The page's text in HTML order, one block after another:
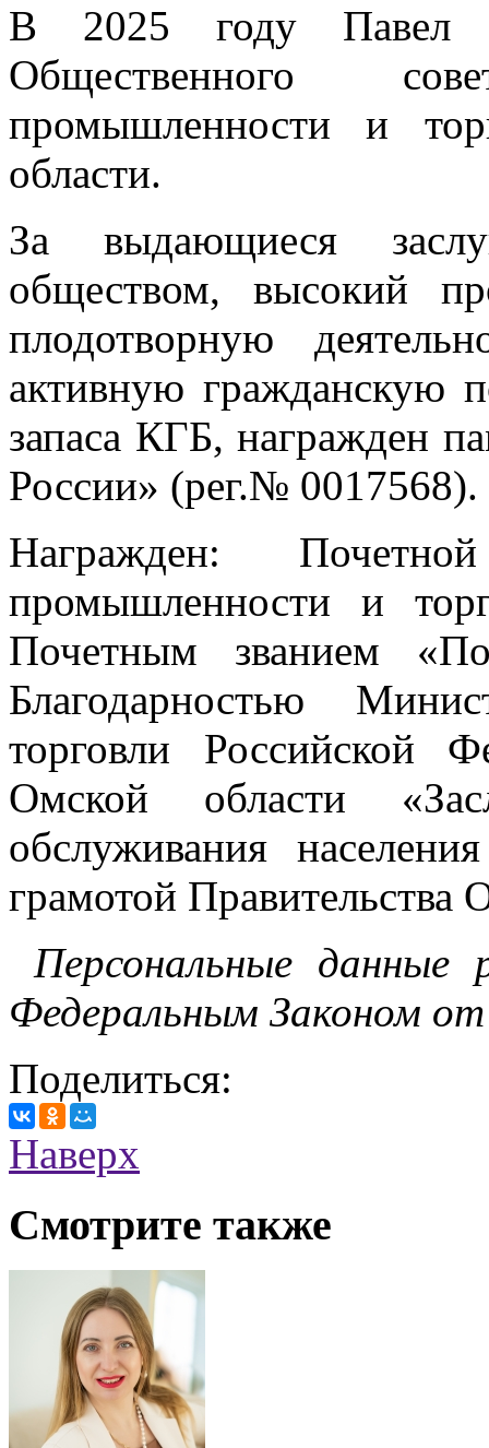
В 2025 году Павел
Общественного
промышленности и
области.
За выдающиеся
обществом, высокий
плодотворную
активную гражданскую
запаса КГБ, награжден
России» (рег.№ 0017568).
Награжден:
промышленности и
Почетным званием
Благодарностью
торговли Российской
Омской области
обслуживания
грамотой Правительства
Персональные данные
Федеральным Законом
Поделиться:
Наверх
Смотрите также